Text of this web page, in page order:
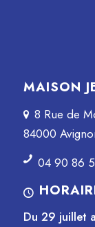
MAISON
8 Rue de
84000
04 90 86
Du 29 juillet